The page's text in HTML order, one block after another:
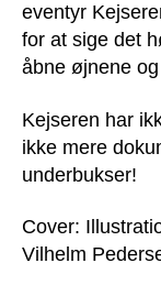
eventyr
for at sige det
åbne øjnene
Kejseren har
ikke mere
underbukser!
Cover:
Vilhelm